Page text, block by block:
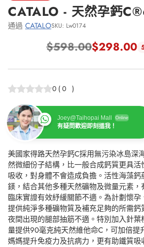
CATALO - 天然孕鈣
通過 CATALOSKU: Lw0174
正
常
價
$598.00$298.00
0 ( 0 )
Joey@Taihopai Mall Online
有疑問歡迎即刻搵我！
美國家得路天然孕鈣C採用無污染冰島深
然微細份子結構，比一般合成鈣質更具
吸收，對身體不會造成負擔。活性海藻
鎂，結合其他多種天然礦物及微量元素，
臨床實證有效紓緩關節不適。為計劃懷
提供純淨多種礦物質及補充足夠的所需
夜間出現的腿部抽筋不適。特別加入針
量提供90毫克純天然維他命C，可加倍提
媽媽提升免疫力及抗病力，更有助鐵質吸